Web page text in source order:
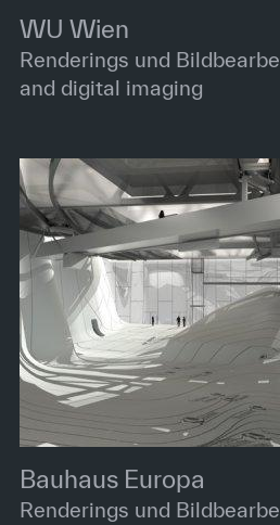
WU Wien
Renderings und
and digital imaging
Bauhaus Europa
Renderings und